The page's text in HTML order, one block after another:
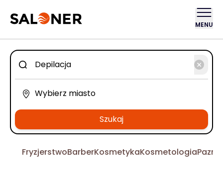
MENU
Szukaj
FryzjerstwoBarberKosmetykaKosmetologia